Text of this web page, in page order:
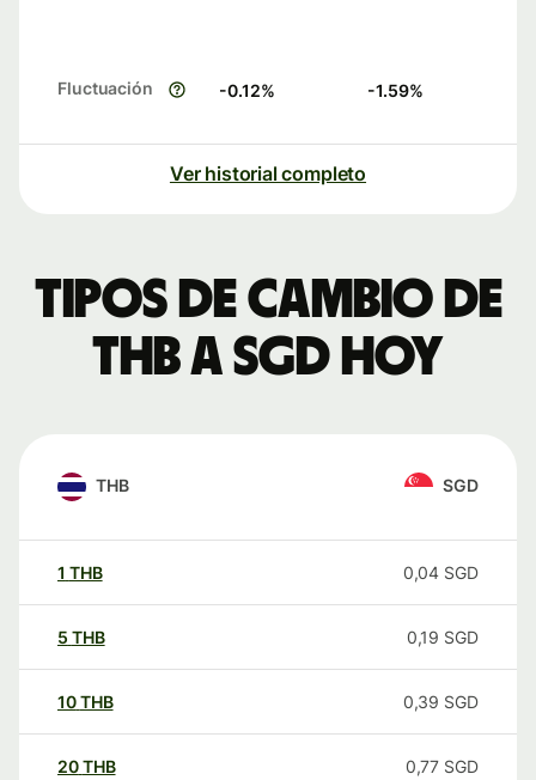
Fluctuación -0.12% -1.59%
Ver historial completo
Tipos de cambio de
THB a SGD hoy
THB SGD
1 THB 0,04 SGD
5 THB 0,19 SGD
10THB 0,39 SGD
20THB 0,77 SGD